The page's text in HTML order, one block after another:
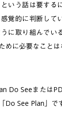
という話は要する
覚的に判断して
に取り組んでい
めに必要なことは
Do Seeまたは
Do See Plan」で